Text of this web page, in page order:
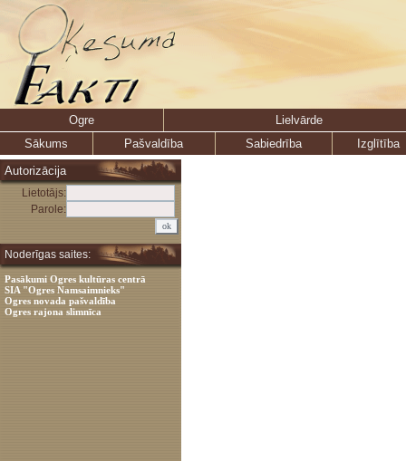
Ogre
Lielvārde
Sākums
Pašvaldība Sabiedrība
Izglītība
Autorizācija
Lietotājs:
Parole:
Noderīgas saites:
Pasākumi Ogres kultūras centrā
SIA "Ogres Namsaimnieks"
Ogres novada pašvaldība
Ogres rajona slimnīca